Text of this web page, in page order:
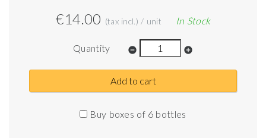
€14.00 (tax incl.) / unit In Stock
Quantity remove_circle add_circle
Add to cart
Buy boxes of 6 bottles